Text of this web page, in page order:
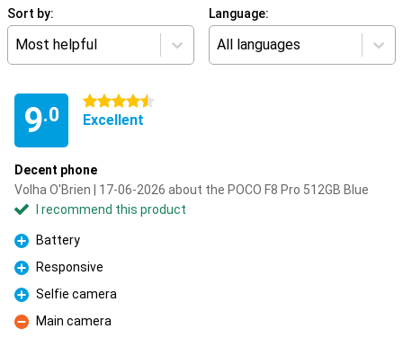
Sort by:
Most helpful
Language:
All languages
9.0
4.5 stars
Excellent
Decent phone
Volha O'Brien | 17-06-2026 about the POCO F8 Pro 512GB Blue
I recommend this product
Pro
Battery
Pro
Responsive
Pro
Selfie camera
Con
Main camera